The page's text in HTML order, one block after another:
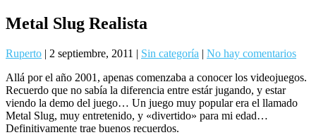
Metal Slug Realista
Ruperto | 2 septiembre, 2011 | Sin categoría | No hay comentarios
Allá por el año 2001, apenas comenzaba a conocer los videojuegos.
Recuerdo que no sabía la diferencia entre estár jugando, y estar
viendo la demo del juego… Un juego muy popular era el llamado
Metal Slug, muy entretenido, y «divertido» para mi edad…
Definitivamente trae buenos recuerdos.